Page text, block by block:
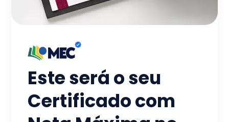
Este será o seu
Certificado com